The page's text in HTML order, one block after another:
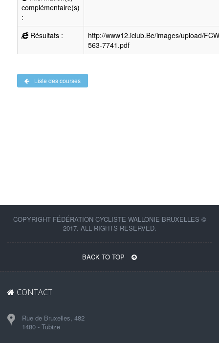
complémentaire(s)
:
Résultats :
http://www12.iclub.Be/images/upload/
563-7741.pdf
Liste des courses
COPYRIGHT FÉDÉRATION CYCLISTE WALLONIE BRUXELLES ©
2017. ALL RIGHTS RESERVED.
BACK TO TOP
CONTACT
Rue de Bruxelles, 482
1480 - Tubize